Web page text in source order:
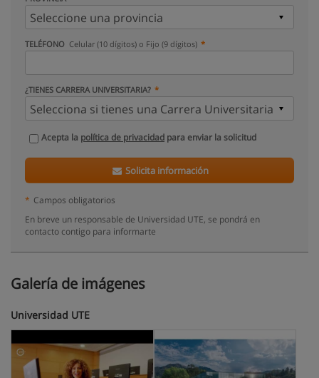
TELÉFONO Celular (10 dígitos) o Fijo (9 dígitos)
¿TIENES CARRERA UNIVERSITARIA?
Acepta la política de privacidad para enviar la solicitud
Solicita información
* Campos obligatorios
En breve un responsable de Universidad UTE, se pondrá en
contacto contigo para informarte
Galería de imágenes
Universidad UTE